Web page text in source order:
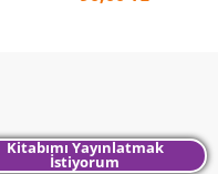
Kitabımı Yayınlatmak
İstiyorum